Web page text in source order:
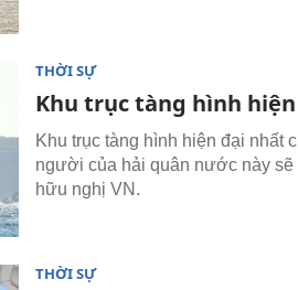
THỜI SỰ
Khu trục tàng hình
Khu trục tàng hình hiện đại nhất
người của hải quân nước này
hữu nghị VN.
THỜI SỰ